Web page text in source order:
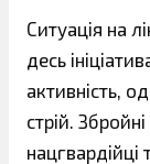
Ситуація на
десь
активність,
стрій.
нацгвардійці